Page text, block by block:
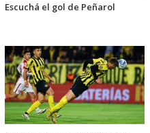
Escuchá el gol de Peñarol